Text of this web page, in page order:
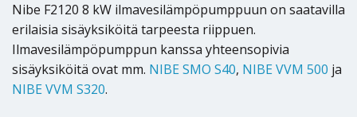
Nibe F2120 8 kW ilmavesilämpöpumppuun on saatavilla
erilaisia sisäyksiköitä tarpeesta riippuen.
Ilmavesilämpöpumppun kanssa yhteensopivia
sisäyksiköitä ovat mm. NIBE SMO S40, NIBE VVM 500 ja
NIBE VVM S320.